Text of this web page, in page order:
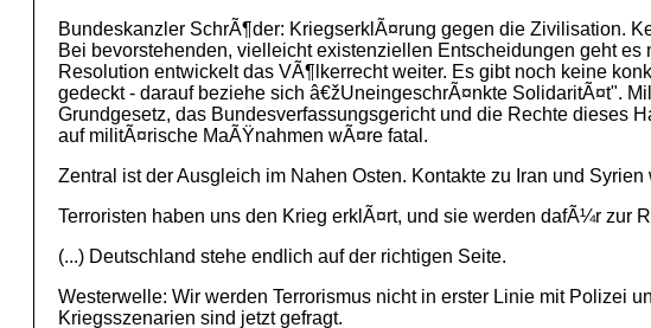
Bundeskanzler SchrÃ¶der: KriegserklÃ¤rung gegen die Zivilisation.
Bei bevorstehenden, vielleicht existenziellen Entscheidungen geht
Resolution entwickelt das VÃ¶lkerrecht weiter. Es gibt noch keine
gedeckt - darauf beziehe sich â€žUneingeschrÃ¤nkte SolidaritÃ¤t".
Grundgesetz, das Bundesverfassungsgericht und die Rechte dieses
auf militÃ¤rische MaÃŸnahmen wÃ¤re fatal.
Zentral ist der Ausgleich im Nahen Osten. Kontakte zu Iran und Syrien
Terroristen haben uns den Krieg erklÃ¤rt, und sie werden dafÃ¼r zur
(...) Deutschland stehe endlich auf der richtigen Seite.
Westerwelle: Wir werden Terrorismus nicht in erster Linie mit Polizei
Kriegsszenarien sind jetzt gefragt.